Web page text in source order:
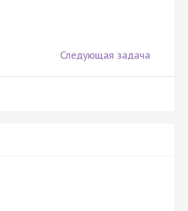
Следующая задача